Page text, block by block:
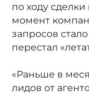
по ходу
момент
запросов
перестал
«Раньше в
лидов от